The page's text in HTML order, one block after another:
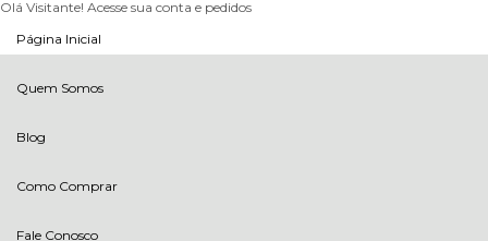
Olá Visitante! Acesse sua conta e pedidos
Página Inicial
Quem Somos
Blog
Como Comprar
Fale Conosco